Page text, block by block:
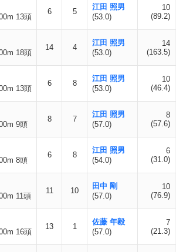
13頭
6 5
江田 照男
(53.0)
10
(89.2)
18頭
14 4
江田 照男
(53.0)
14
(163.5)
13頭
6 8
江田 照男
(53.0)
10
(46.4)
9頭
8 7
江田 照男
(57.0)
8
(57.6)
8頭
6 8
江田 照男
(54.0)
6
(31.0)
11頭
11 10
田中 剛
(57.0)
10
(76.9)
16頭
13 1
佐藤 年毅
(57.0)
7
(21.3)